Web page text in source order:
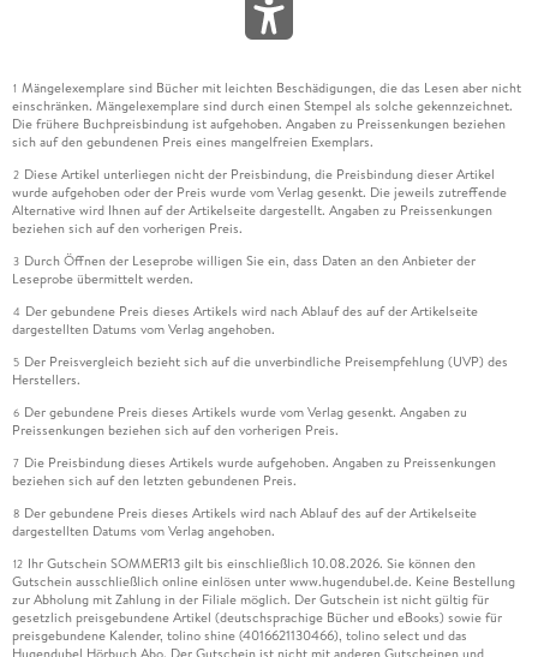
1 Mängelexemplare sind Bücher mit leichten Beschädigungen, die das Lesen aber nicht
einschränken. Mängelexemplare sind durch einen Stempel als solche gekennzeichnet.
Die frühere Buchpreisbindung ist aufgehoben. Angaben zu Preissenkungen beziehen
sich auf den gebundenen Preis eines mangelfreien Exemplars.
2 Diese Artikel unterliegen nicht der Preisbindung, die Preisbindung dieser Artikel
wurde aufgehoben oder der Preis wurde vom Verlag gesenkt. Die jeweils zutreffende
Alternative wird Ihnen auf der Artikelseite dargestellt. Angaben zu Preissenkungen
beziehen sich auf den vorherigen Preis.
3 Durch Öffnen der Leseprobe willigen Sie ein, dass Daten an den Anbieter der
Leseprobe übermittelt werden.
4 Der gebundene Preis dieses Artikels wird nach Ablauf des auf der Artikelseite
dargestellten Datums vom Verlag angehoben.
5 Der Preisvergleich bezieht sich auf die unverbindliche Preisempfehlung (UVP) des
Herstellers.
6 Der gebundene Preis dieses Artikels wurde vom Verlag gesenkt. Angaben zu
Preissenkungen beziehen sich auf den vorherigen Preis.
7 Die Preisbindung dieses Artikels wurde aufgehoben. Angaben zu Preissenkungen
beziehen sich auf den letzten gebundenen Preis.
8 Der gebundene Preis dieses Artikels wird nach Ablauf des auf der Artikelseite
dargestellten Datums vom Verlag angehoben.
12 Ihr Gutschein SOMMER13 gilt bis einschließlich 10.08.2026. Sie können den
Gutschein ausschließlich online einlösen unter www.hugendubel.de. Keine Bestellung
zur Abholung mit Zahlung in der Filiale möglich. Der Gutschein ist nicht gültig für
gesetzlich preisgebundene Artikel (deutschsprachige Bücher und eBooks) sowie für
preisgebundene Kalender, tolino shine (4016621130466), tolino select und das
Hugendubel Hörbuch Abo. Der Gutschein ist nicht mit anderen Gutscheinen und